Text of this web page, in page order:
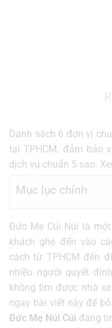
Danh sách 6 đơn vị
tại TPHCM, đảm bảo
dịch vụ chuẩn 5 sao.
Mục lục chính
Đức Mẹ Cúi Núi là
khách ghé đến vào
cách từ TPHCM đến
nhiều người quyết
không tìm được nhà
ngay bài viết này để
Đức Mẹ Núi Cúi đáng